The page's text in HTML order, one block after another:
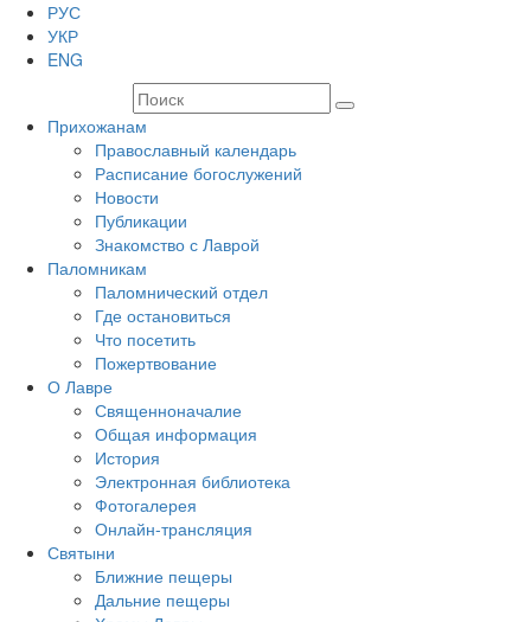
РУС
УКР
ENG
Прихожанам
Православный календарь
Расписание богослужений
Новости
Публикации
Знакомство с Лаврой
Паломникам
Паломнический отдел
Где остановиться
Что посетить
Пожертвование
О Лавре
Священноначалие
Общая информация
История
Электронная библиотека
Фотогалерея
Онлайн-трансляция
Святыни
Ближние пещеры
Дальние пещеры